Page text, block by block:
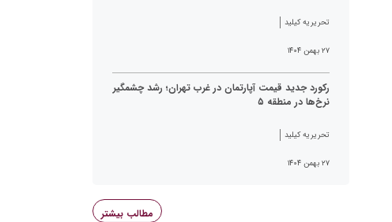
تحریریه کیلید
۲۷ بهمن ۱۴۰۴
رکورد جدید قیمت آپارتمان در غرب تهران؛ رشد چشمگیر
نرخ‌ها در منطقه ۵
تحریریه کیلید
۲۷ بهمن ۱۴۰۴
مطالب بیشتر